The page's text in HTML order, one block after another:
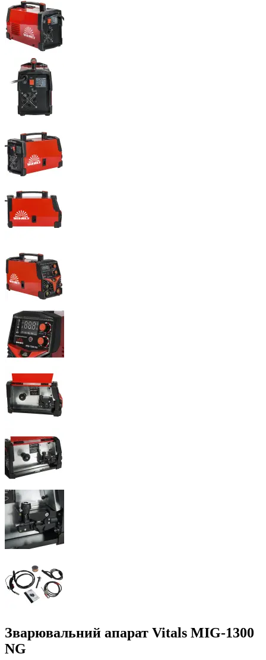
Зварювальний апарат Vitals MIG-1300
NG